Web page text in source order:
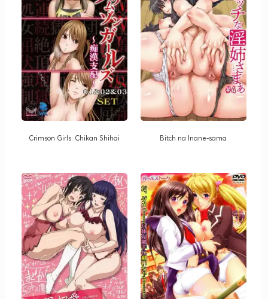
Crimson Girls: Chikan Shihai Bitch na Inane-sama